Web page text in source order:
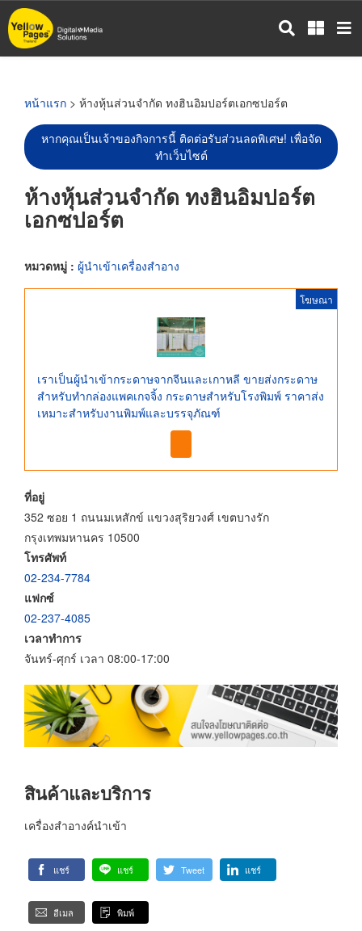
ข้าม
ไป
หน้าแรก > ห้างหุ้นส่วนจำกัด ทงฮินอิมปอร์ตเอกซปอร์ต
หากคุณเป็นเจ้าของกิจการนี้ ติดต่อรับส่วนลดพิเศษ! เพื่อจัด
ทำเว็บไซต์
ห้างหุ้นส่วนจำกัด ทงฮินอิมปอร์ต
เอกซปอร์ต
หมวดหมู่ : ผู้นำเข้าเครื่องสำอาง
โฆษณา
เราเป็นผู้นำเข้ากระดาษจากจีนและเกาหลี ขายส่งกระดาษ
สำหรับทำกล่องแพคเกจจิ้ง กระดาษสำหรับโรงพิมพ์ ราคาส่ง
เหมาะสำหรับงานพิมพ์และบรรจุภัณฑ์
ที่อยู่
352 ซอย 1 ถนนมเหสักข์ แขวงสุริยวงศ์ เขตบางรัก
กรุงเทพมหานคร 10500
โทรศัพท์
02-234-7784
แฟกซ์
02-237-4085
เวลาทำการ
จันทร์-ศุกร์ เวลา 08:00-17:00
สินค้าและบริการ
เครื่องสำอางค์นำเข้า
แชร์ แชร์ Tweet แชร์
อีเมล พิมพ์